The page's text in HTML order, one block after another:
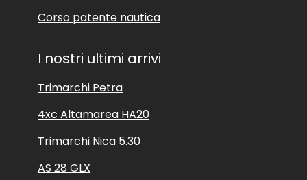
Corso patente nautica
I nostri ultimi arrivi
Trimarchi Petra
4xc Altamarea HA20
Trimarchi Nica 5.30
AS 28 GLX